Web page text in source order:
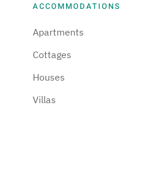
ACCOMMODATIONS
Apartments
Cottages
Houses
Villas